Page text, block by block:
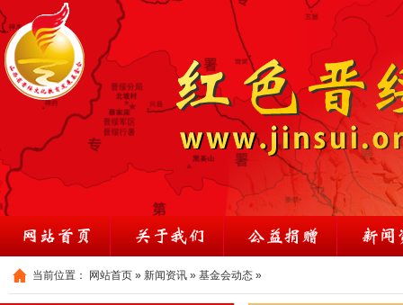
当前位置： 网站首页 » 新闻资讯 » 基金会动态 »